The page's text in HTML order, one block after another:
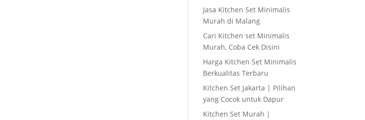
Jasa Kitchen Set Minimalis
Murah di Malang
Cari Kitchen set Minimalis
Murah, Coba Cek Disini
Harga Kitchen Set Minimalis
Berkualitas Terbaru
Kitchen Set Jakarta | Pilihan
yang Cocok untuk Dapur
Kitchen Set Murah |